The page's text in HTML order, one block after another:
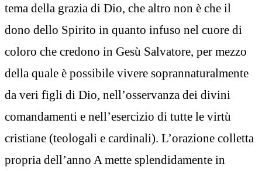
tema della grazia di Dio, che altro non è che il
dono dello Spirito in quanto infuso nel cuore di
coloro che credono in Gesù Salvatore, per mezzo
della quale è possibile vivere soprannaturalmente
da veri figli di Dio, nell’osservanza dei divini
comandamenti e nell’esercizio di tutte le virtù
cristiane (teologali e cardinali). L’orazione colletta
propria dell’anno A mette splendidamente in